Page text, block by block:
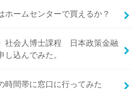
ホームセンターで買えるか？
社会人博士課程 日本政策金融
込んでみた。
間帯に窓口に行ってみた